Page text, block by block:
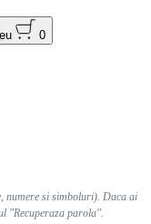
0
numere si simboluri). Daca ai
"Recuperaza parola".